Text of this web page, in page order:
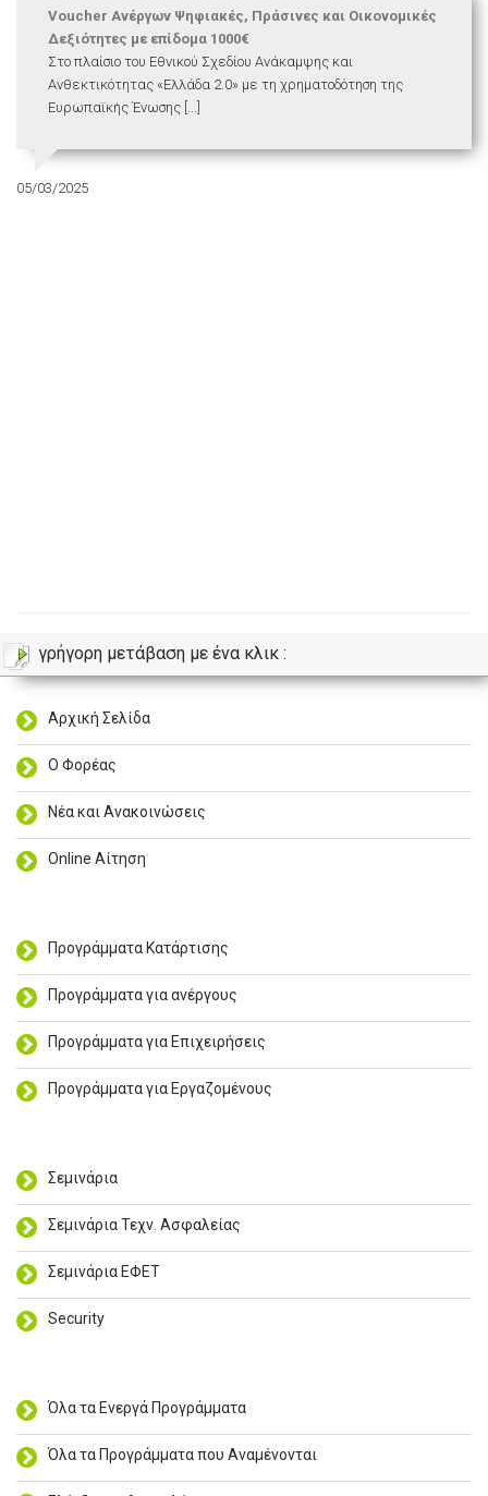
Voucher Ανέργων Ψηφιακές, Πράσινες και Οικονομικές
Δεξιότητες με επίδομα 1000€
Στο πλαίσιο του Εθνικού Σχεδίου Ανάκαμψης και
Ανθεκτικότητας «Ελλάδα 2.0» με τη χρηματοδότηση της
Ευρωπαϊκής Ένωσης [...]
05/03/2025
γρήγορη μετάβαση με ένα κλικ :
Αρχική Σελίδα
Ο Φορέας
Νέα και Ανακοινώσεις
Online Αίτηση
Προγράμματα Κατάρτισης
Προγράμματα για ανέργους
Προγράμματα για Επιχειρήσεις
Προγράμματα για Εργαζομένους
Σεμινάρια
Σεμινάρια Τεχν. Ασφαλείας
Σεμινάρια ΕΦΕΤ
Security
Όλα τα Ενεργά Προγράμματα
Όλα τα Προγράμματα που Αναμένονται